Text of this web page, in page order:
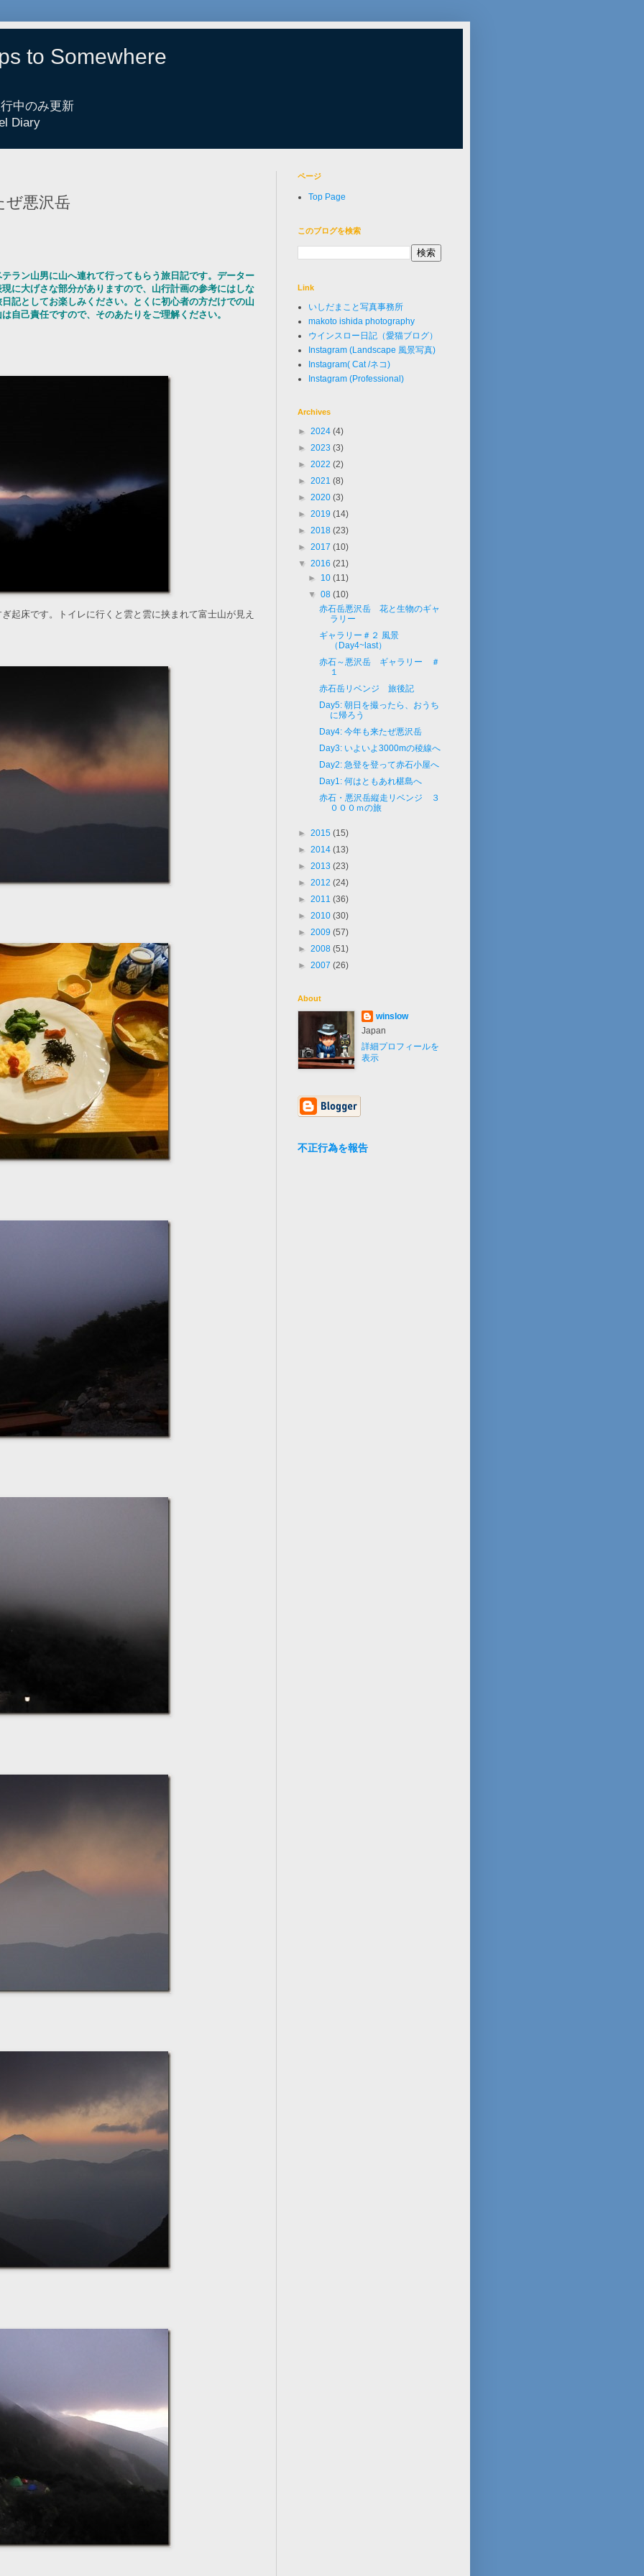
to Somewhere
中のみ更新
Diary
ぜ悪沢岳
ラン山男に山へ連れて行ってもらう旅日記です。データー
に大げさな部分がありますので、山行計画の参考にはしな
記としてお楽しみください。とくに初心者の方だけでの山
自己責任ですので、そのあたりをご理解ください。
起床です。トイレに行くと雲と雲に挟まれて富士山が見え
ページ
Top Page
このブログを検索
Link
いしだまこと写真事務所
makoto ishida photography
ウインスロー日記（愛猫ブログ）
Instagram (Landscape 風景写真)
Instagram( Cat /ネコ)
Instagram (Professional)
Archives
► 2024 (4)
► 2023 (3)
► 2022 (2)
► 2021 (8)
► 2020 (3)
► 2019 (14)
► 2018 (23)
► 2017 (10)
▼ 2016 (21)
► 10(11)
▼08(10)
赤石岳悪沢岳 花と生物のギャ
ラリー
ギャラリー＃２ 風景
（Day4~last）
赤石～悪沢岳 ギャラリー ＃
１
赤石岳リベンジ 旅後記
Day5: 朝日を撮ったら、おうち
に帰ろう
Day4: 今年も来たぜ悪沢岳
Day3: いよいよ3000mの稜線へ
Day2: 急登を登って赤石小屋へ
Day1: 何はともあれ椹島へ
赤石・悪沢岳縦走リベンジ ３
０００ｍの旅
► 2015 (15)
► 2014 (13)
► 2013 (23)
► 2012 (24)
► 2011 (36)
► 2010 (30)
► 2009 (57)
► 2008 (51)
► 2007 (26)
About
winslow
Japan
詳細プロフィールを
表示
不正行為を報告